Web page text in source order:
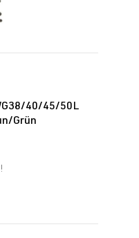
von 0 von 5 Sternen
40/45/50L
Grün